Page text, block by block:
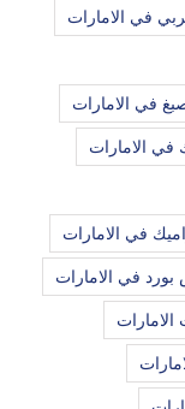
في الامارات
في الامارات
الامارات
في الامارات
في الامارات